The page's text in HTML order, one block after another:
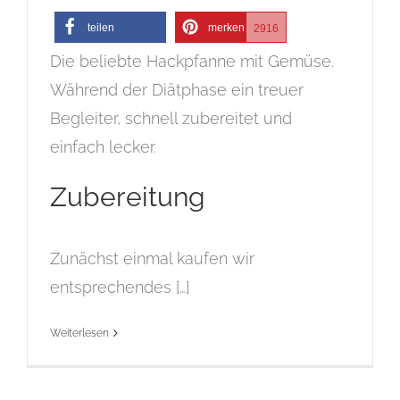
teilen merken 2916
Die beliebte Hackpfanne mit Gemüse.
Während der Diätphase ein treuer
Begleiter, schnell zubereitet und
einfach lecker.
Zubereitung
Zunächst einmal kaufen wir
entsprechendes […]
Weiterlesen